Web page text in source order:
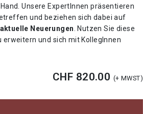
Unsere ExpertInnen präsentieren
und beziehen sich dabei auf
Neuerungen . Nutzen Sie diese
erweitern und sich mit KollegInnen
CHF 820.00 (+ MWST)